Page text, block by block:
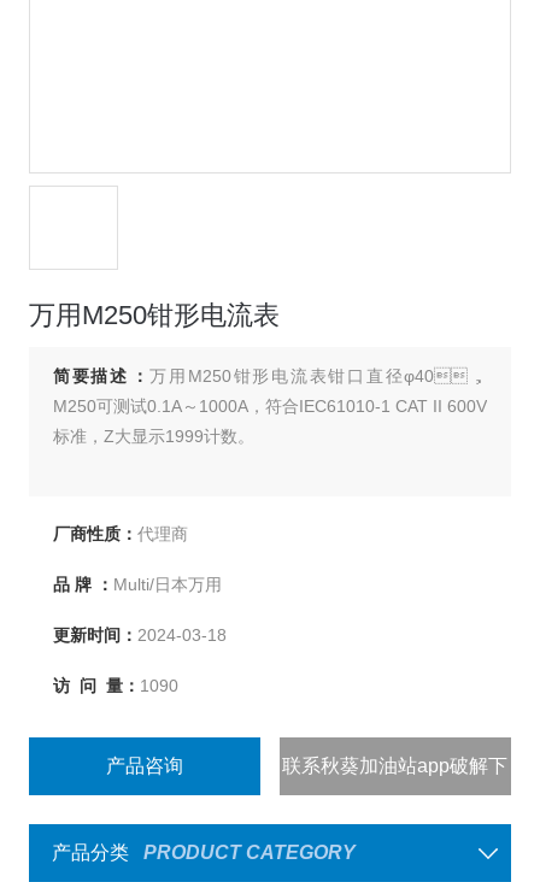
万用M250钳形电流表
简要描述：万用M250钳形电流表钳口直径φ40，
M250可测试0.1A～1000A，符合IEC61010-1 CAT II 600V
标准，Z大显示1999计数。
厂商性质： 代理商
品 牌 ： Multi/日本万用
更新时间： 2024-03-18
访 问 量： 1090
产品咨询 联系秋葵加油站app破解下
载
产品分类
PRODUCT CATEGORY